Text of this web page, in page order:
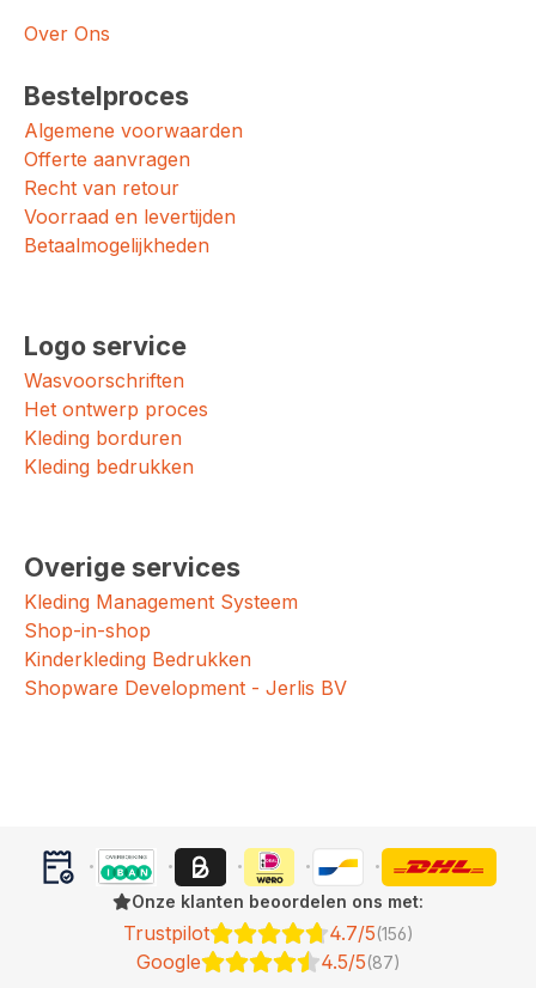
Over Ons
Bestelproces
Algemene voorwaarden
Offerte aanvragen
Recht van retour
Voorraad en levertijden
Betaalmogelijkheden
Logo service
Wasvoorschriften
Het ontwerp proces
Kleding borduren
Kleding bedrukken
Overige services
Kleding Management Systeem
Shop-in-shop
Kinderkleding Bedrukken
Shopware Development - Jerlis BV
Onze klanten beoordelen ons met:
Trustpilot 4.7/5(156)
Google 4.5/5(87)